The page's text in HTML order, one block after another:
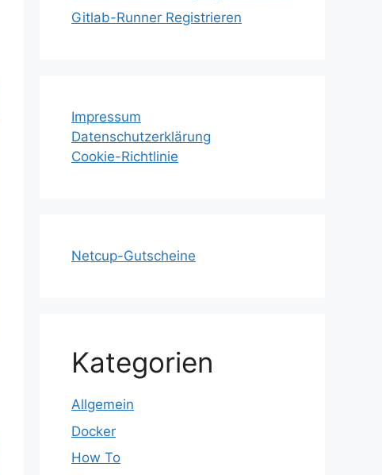
Gitlab-Runner Registrieren
Impressum
Datenschutzerklärung
Cookie-Richtlinie
Netcup-Gutscheine
Kategorien
Allgemein
Docker
How To